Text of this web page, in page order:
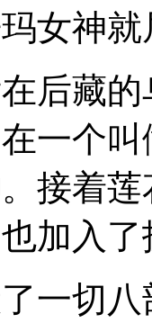
女神
后藏
一个
接着
加入
一切